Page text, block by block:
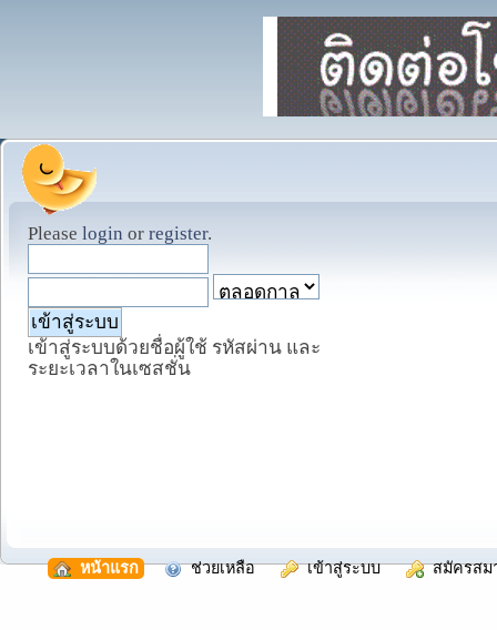
Please login or register.
เข้าสู่ระบบด้วยชื่อผู้ใช้ รหัสผ่าน และ
ระยะเวลาในเซสชั่น
หน้าแรก ช่วยเหลือ เข้าสู่ระบบ สมัครสม